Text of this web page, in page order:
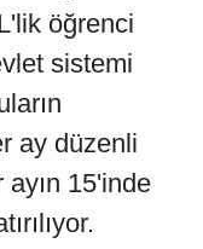
öğrenci
sistemi
ay düzenli
ayın 15'inde